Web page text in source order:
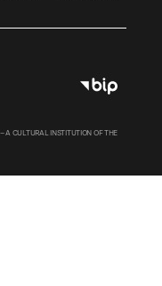
A CULTURAL INSTITUTION OF THE